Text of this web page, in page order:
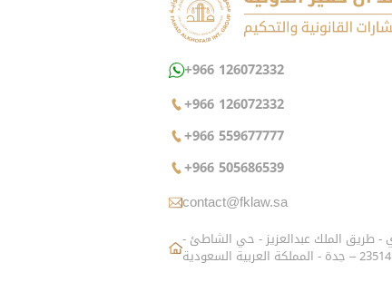
+966 126072332
+966 126072332
+966 559677777
+966 505686539
contact@fklaw.sa
شارع الزاهد البخاري - طريق الملك عبدالعزيز - حي الشاطئ -
23514 – جدة - المملكة العربية السعودية